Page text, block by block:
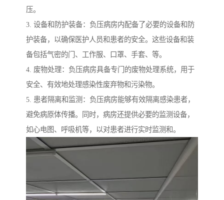
压。
3. 设备和防护装备：负压病房内配备了必要的设备和防
护装备，以确保医护人员和患者的安全。这些设备和装
备包括气密的门、工作服、口罩、手套、等。
4. 废物处理：负压病房具备专门的废物处理系统，用于
安全、有效地处理感染性废弃物和污染物。
5. 患者隔离和监测：负压病房能够有效隔离感染患者，
避免病原体传播。同时，病房还提供必要的监测设备，
如心电图、呼吸机等，以对患者进行实时监测和。